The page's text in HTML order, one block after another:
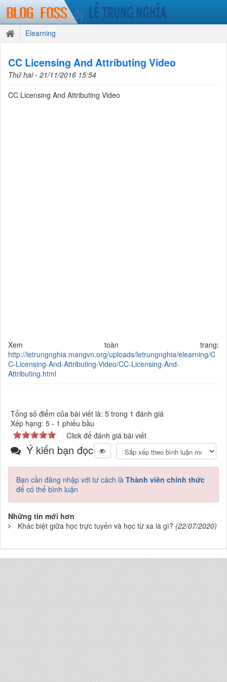
Elearning
CC Licensing And Attributing Video
Thứ hai - 21/11/2016 15:54
CC Licensing And Attributing Video
Xem toàn trang:
http://letrungnghia.mangvn.org/uploads/letrungnghia/elearning/C
C-Licensing-And-Attributing-Video/CC-Licensing-And-
Attributing.html
Tổng số điểm của bài viết là: 5 trong 1 đánh giá
Xếp hạng: 5 - 1 phiếu bầu
Click để đánh giá bài viết
Ý kiến bạn đọc
Bạn cần đăng nhập với tư cách là Thành viên chính thức
để có thể bình luận
Những tin mới hơn
Khác biệt giữa học trực tuyến và học từ xa là gì? (22/07/2020)